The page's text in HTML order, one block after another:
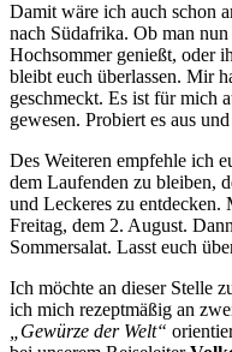
Damit wäre ich auch schon
nach Südafrika. Ob man
Hochsommer genießt, oder
bleibt euch überlassen. Mir
geschmeckt. Es ist für mich
gewesen. Probiert es aus
Des Weiteren empfehle ich
dem Laufenden zu bleiben,
und Leckeres zu entdecken.
Freitag, dem 2. August.
Sommersalat. Lasst euch
Ich möchte an dieser Stelle
ich mich rezeptmäßig an
„Gewürze der Welt“